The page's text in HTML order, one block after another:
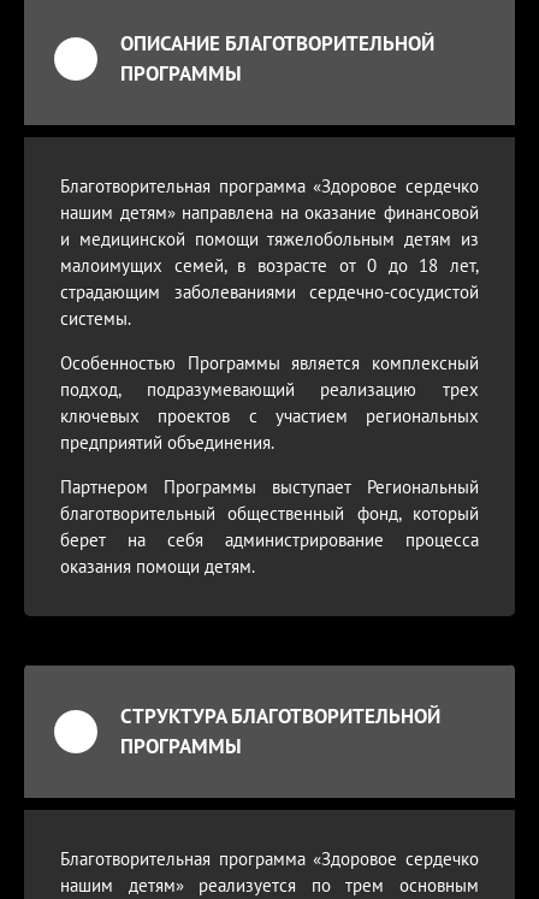
ОПИСАНИЕ БЛАГОТВОРИТЕЛЬНОЙ
ПРОГРАММЫ
Благотворительная программа «Здоровое сердечко
нашим детям» направлена на оказание финансовой
и медицинской помощи тяжелобольным детям из
малоимущих семей, в возрасте от 0 до 18 лет,
страдающим заболеваниями сердечно-сосудистой
системы.
Особенностью Программы является комплексный
подход, подразумевающий реализацию трех
ключевых проектов с участием региональных
предприятий объединения.
Партнером Программы выступает Региональный
благотворительный общественный фонд, который
берет на себя администрирование процесса
оказания помощи детям.
СТРУКТУРА БЛАГОТВОРИТЕЛЬНОЙ
ПРОГРАММЫ
Благотворительная программа «Здоровое сердечко
нашим детям» реализуется по трем основным